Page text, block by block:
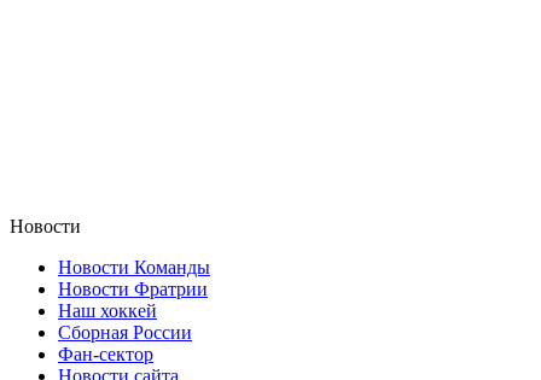
Новости
Новости Команды
Новости Фратрии
Наш хоккей
Сборная России
Фан-cектор
Новости сайта